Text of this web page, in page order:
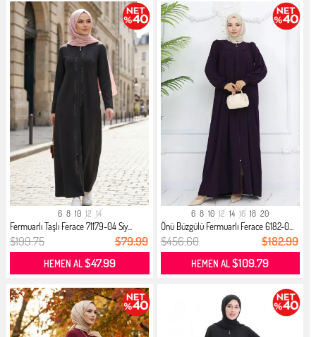
6 8 10 12 14
Fermuarlı Taşlı Ferace 71179-04 Siy...
$199.75 $79.99
HEMEN AL$47.99
6 8 10 12 14 16 18 20
Önü Büzgülü Fermuarlı Ferace 6182-0...
$456.60 $182.99
HEMEN AL$109.79